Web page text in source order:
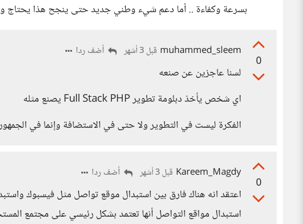
بسرعة وكفاءة .. أما دعم شيء وطني جديد حتى ينجح هذا
0
muhammed_sleem قبل 3 أشهر أضف ردا
لسنا عاجزين عن صنعه
اي شخص يأخذ دبلومة تطوير Full Stack PHP يصنع مثله
الفكرة ليست في التطوير ولا حتى في الاستضافة وإنما في
0
Kareem_Magdy قبل 3 أشهر أضف ردا
اعتقد انه هناك فارق بين استبدال موقع تواصل مثل فيسبوك
استبدال مواقع التواصل أنها تعتمد بشكل رئيسي على مجتمع